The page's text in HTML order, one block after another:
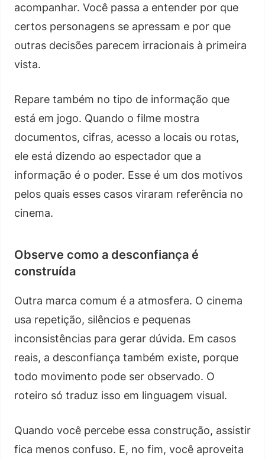
acompanhar. Você passa a entender por que
certos personagens se apressam e por que
outras decisões parecem irracionais à primeira
vista.
Repare também no tipo de informação que
está em jogo. Quando o filme mostra
documentos, cifras, acesso a locais ou rotas,
ele está dizendo ao espectador que a
informação é o poder. Esse é um dos motivos
pelos quais esses casos viraram referência no
cinema.
Observe como a desconfiança é
construída
Outra marca comum é a atmosfera. O cinema
usa repetição, silêncios e pequenas
inconsistências para gerar dúvida. Em casos
reais, a desconfiança também existe, porque
todo movimento pode ser observado. O
roteiro só traduz isso em linguagem visual.
Quando você percebe essa construção, assistir
fica menos confuso. E, no fim, você aproveita